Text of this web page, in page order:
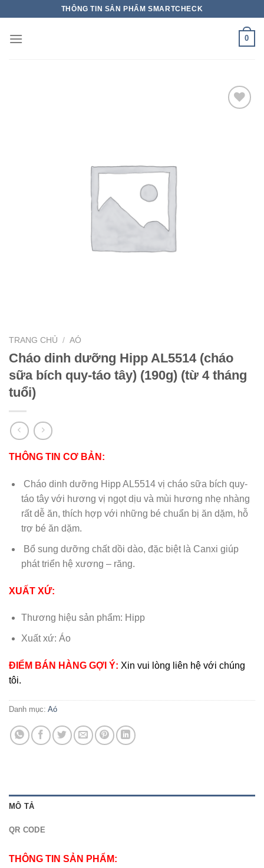
THÔNG TIN SẢN PHẨM SMARTCHECK
0
TRANG CHỦ / AÓ
Cháo dinh dưỡng Hipp AL5514 (cháo
sữa bích quy-táo tây) (190g) (từ 4 tháng
tuổi)
THÔNG TIN CƠ BẢN:
Cháo dinh dưỡng Hipp AL5514 vị cháo sữa bích quy-
táo tây với hương vị ngọt dịu và mùi hương nhẹ nhàng
rất dễ ăn, thích hợp với những bé chuẩn bị ăn dặm, hỗ
trợ bé ăn dặm.
Bổ sung dưỡng chất dồi dào, đặc biệt là Canxi giúp
phát triển hệ xương – răng.
XUẤT XỨ:
Thương hiệu sản phẩm: Hipp
Xuất xứ: Áo
ĐIỂM BÁN HÀNG GỢI Ý: Xin vui lòng liên hệ với chúng
tôi.
Danh mục: Aó
MÔ TẢ
QR CODE
THÔNG TIN SẢN PHẨM: